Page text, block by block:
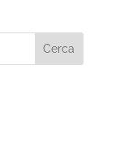
Cerca